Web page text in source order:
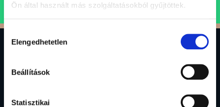
Ön által használt más szolgáltatásokból gyűjtöttek.
kiválasztása
Elengedhetetlen
Beállítások
Statisztikai
0